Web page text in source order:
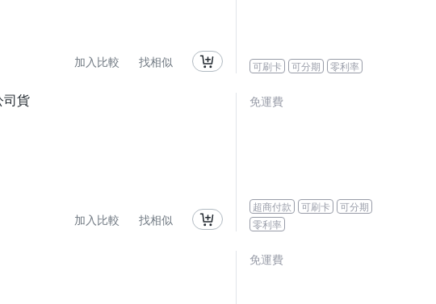
加入比較 找相似 可刷卡 可分期 零利率
司貨
加入比較 找相似
免運費
超商付款 可刷卡
可分期
零利率
免運費